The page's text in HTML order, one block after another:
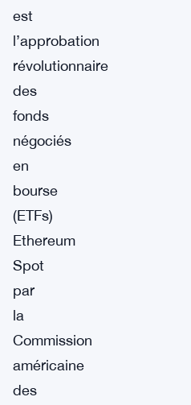
est
l’approbation
révolutionnaire
des
fonds
négociés
en
bourse
(ETFs)
Ethereum
Spot
par
la
Commission
américaine
des